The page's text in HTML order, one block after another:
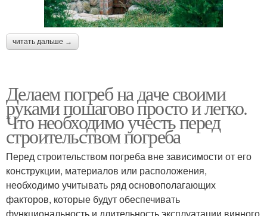
читать дальше →
Делаем погреб на даче своими
руками пошагово просто и легко.
Что необходимо учесть перед
строительством погреба
Перед строительством погреба вне зависимости от его
конструкции, материалов или расположения,
необходимо учитывать ряд основополагающих
факторов, которые будут обеспечивать
функциональность и длительность эксплуатации винного